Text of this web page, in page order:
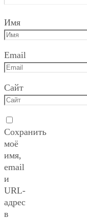
Имя
Email
Сайт
Сохранить
моё
имя,
email
и
URL-
адрес
в